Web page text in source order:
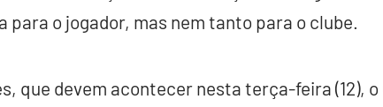
para o jogador, mas nem tanto para o clube.
que devem acontecer nesta terça-feira (12),